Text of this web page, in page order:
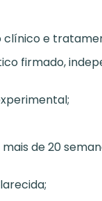
clínico e
firmado,
de 20